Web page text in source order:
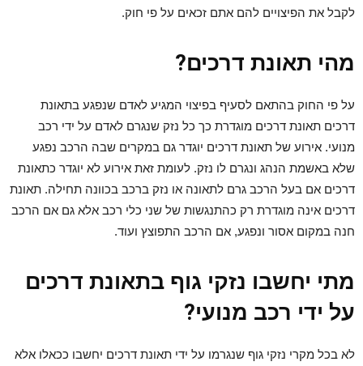
לקבל את הפיצויים להם אתם זכאים על פי חוק.
מהי תאונת דרכים?
על פי החוק בהתאם לסעיף בפיצוי המגיע לאדם שנפגע בתאונת
דרכים תאונת דרכים מוגדרת כך כל נזק שנגרם לאדם על ידי רכב
מנועי. אירוע של תאונת דרכים יוגדר גם במקרים שבה הרכב נפגע
שלא באשמת הנהג ונגרם לו נזק. לעומת זאת אירוע לא יוגדר כתאונת
דרכים אם בעל הרכב גרם לתאונה או נזק ברכב בכוונה תחילה. תאונת
דרכים אינה מוגדרת רק כהתנגשות של שני כלי רכב אלא גם אם הרכב
חנה במקום אסור ונפגע, אם הרכב התפוצץ ועוד.
מתי יחשבו נזקי גוף בתאונת דרכים
על ידי רכב מנועי?
לא בכל מקרי נזקי גוף שנגרמו על ידי תאונת דרכים יחשבו ככאלו אלא